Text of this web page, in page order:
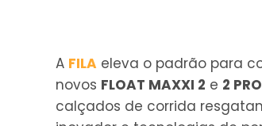
A FILA eleva o padrão para
novos FLOAT MAXXI 2 e 2
calçados de corrida